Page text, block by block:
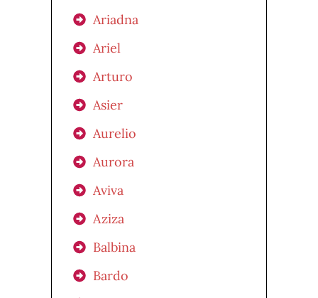
Ariadna
Ariel
Arturo
Asier
Aurelio
Aurora
Aviva
Aziza
Balbina
Bardo